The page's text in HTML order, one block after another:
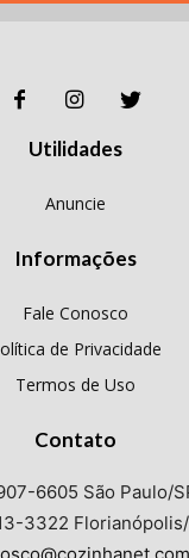
Utilidades
Anuncie
Informações
Fale Conosco
de Privacidade
Termos de Uso
Contato
6605 São Paulo/
3322